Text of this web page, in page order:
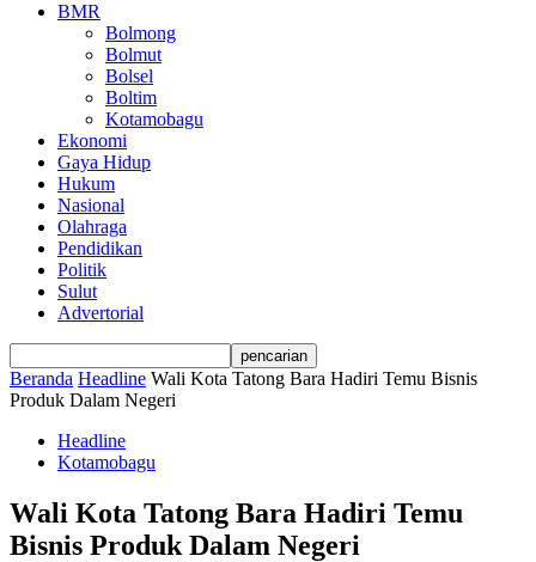
BMR
Bolmong
Bolmut
Bolsel
Boltim
Kotamobagu
Ekonomi
Gaya Hidup
Hukum
Nasional
Olahraga
Pendidikan
Politik
Sulut
Advertorial
Beranda Headline Wali Kota Tatong Bara Hadiri Temu Bisnis
Produk Dalam Negeri
Headline
Kotamobagu
Wali Kota Tatong Bara Hadiri Temu
Bisnis Produk Dalam Negeri